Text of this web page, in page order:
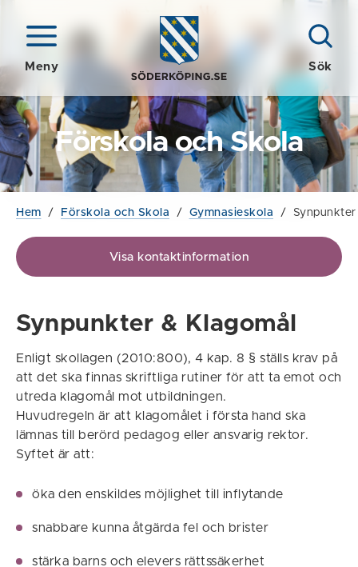
Meny Sök
Förskola och Skola
Hem / Förskola och Skola / Gymnasieskola /
Visa kontaktinformation
Synpunkter & Klagomål
Enligt skollagen (2010:800), 4 kap. 8 § ställs krav på
att det ska finnas skriftliga rutiner för att ta emot och
utreda klagomål mot utbildningen.
Huvudregeln är att klagomålet i första hand ska
lämnas till berörd pedagog eller ansvarig rektor.
Syftet är att:
öka den enskildes möjlighet till inflytande
snabbare kunna åtgärda fel och brister
stärka barns och elevers rättssäkerhet